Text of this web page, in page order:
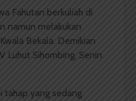
Fahutan berkuliah di
namun melakukan
Bekala. Demikian
Luhut Sihombing, Senin
tahap yang sedang